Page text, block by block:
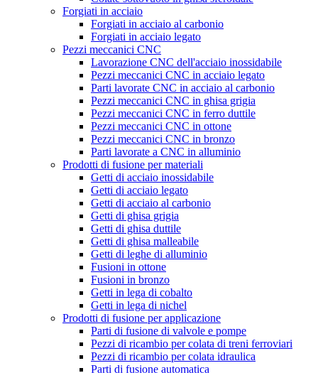
Forgiati in acciaio
Forgiati in acciaio al carbonio
Forgiati in acciaio legato
Pezzi meccanici CNC
Lavorazione CNC dell'acciaio inossidabile
Pezzi meccanici CNC in acciaio legato
Parti lavorate CNC in acciaio al carbonio
Pezzi meccanici CNC in ghisa grigia
Pezzi meccanici CNC in ferro duttile
Pezzi meccanici CNC in ottone
Pezzi meccanici CNC in bronzo
Parti lavorate a CNC in alluminio
Prodotti di fusione per materiali
Getti di acciaio inossidabile
Getti di acciaio legato
Getti di acciaio al carbonio
Getti di ghisa grigia
Getti di ghisa duttile
Getti di ghisa malleabile
Getti di leghe di alluminio
Fusioni in ottone
Fusioni in bronzo
Getti in lega di cobalto
Getti in lega di nichel
Prodotti di fusione per applicazione
Parti di fusione di valvole e pompe
Pezzi di ricambio per colata di treni ferroviari
Pezzi di ricambio per colata idraulica
Parti di fusione automatica